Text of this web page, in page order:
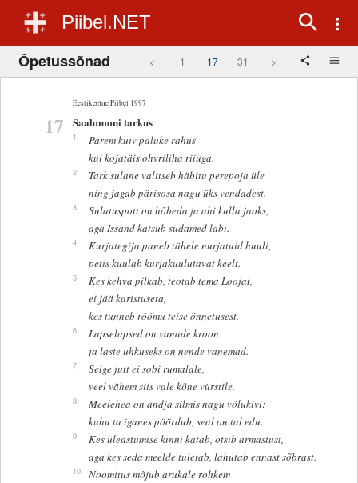
Piibel.NET
Õpetussõnad < 1 17 31 >
Eestikeelne Piibel 1997
17 Saalomoni tarkus
1
Parem kuiv paluke rahus
kui kojatäis ohvriliha riiuga.
2
Tark sulane valitseb häbitu perepoja üle
ning jagab pärisosa nagu üks vendadest.
3
Sulatuspott on hõbeda ja ahi kulla jaoks,
aga Issand katsub südamed läbi.
4
Kurjategija paneb tähele nurjatuid huuli,
petis kuulab kurjakuulutavat keelt.
5
Kes kehva pilkab, teotab tema Loojat,
ei jää karistuseta,
kes tunneb rõõmu teise õnnetusest.
6
Lapselapsed on vanade kroon
ja laste uhkuseks on nende vanemad.
7
Selge jutt ei sobi rumalale,
veel vähem siis vale kõne vürstile.
8
Meelehea on andja silmis nagu võlukivi:
kuhu ta iganes pöördub, seal on tal edu.
9
Kes üleastumise kinni katab, otsib armastust,
aga kes seda meelde tuletab, lahutab ennast sõbrast.
10
Noomitus mõjub arukale rohkem